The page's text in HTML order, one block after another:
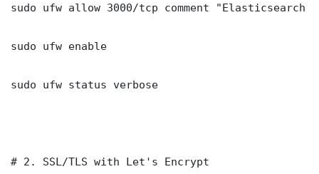
sudo ufw allow 3000/tcp comment "Elasticsearch
sudo ufw enable
sudo ufw status verbose
# 2. SSL/TLS with Let's Encrypt